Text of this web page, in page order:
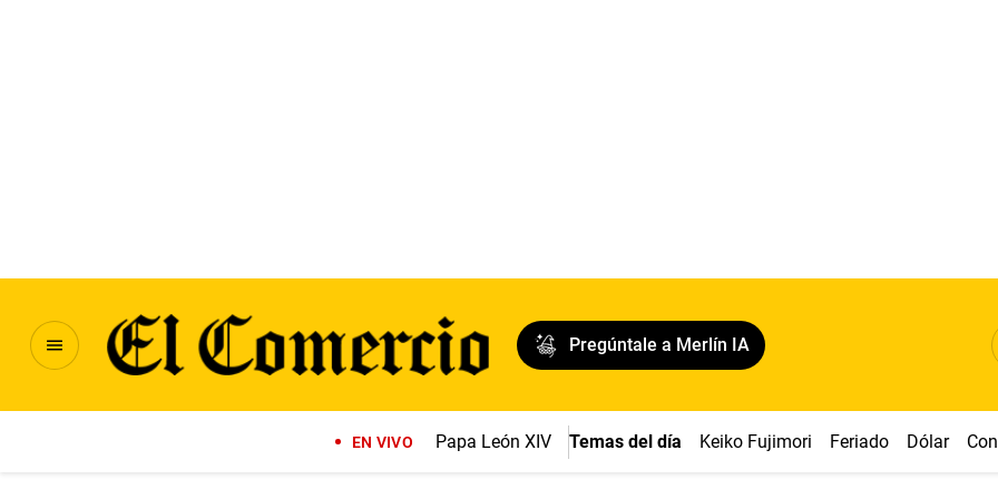
Pregúntale a Merlín IA
EN VIVO Papa León XIV Temas del día Keiko Fujimori Feriado Dólar